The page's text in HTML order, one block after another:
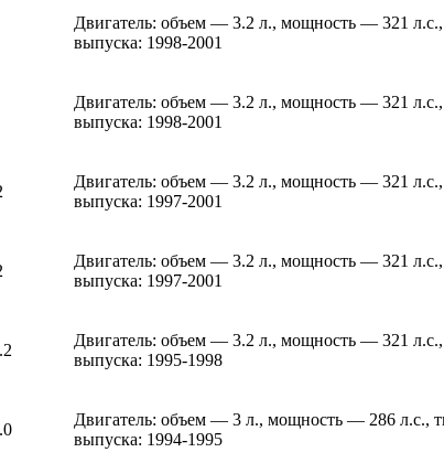
Двигатель: объем — 3.2 л., мощность — 321
выпуска: 1998-2001
Двигатель: объем — 3.2 л., мощность — 321
выпуска: 1998-2001
Двигатель: объем — 3.2 л., мощность — 321
выпуска: 1997-2001
Двигатель: объем — 3.2 л., мощность — 321
выпуска: 1997-2001
Двигатель: объем — 3.2 л., мощность — 321
выпуска: 1995-1998
Двигатель: объем — 3 л., мощность — 286 л.с.,
выпуска: 1994-1995